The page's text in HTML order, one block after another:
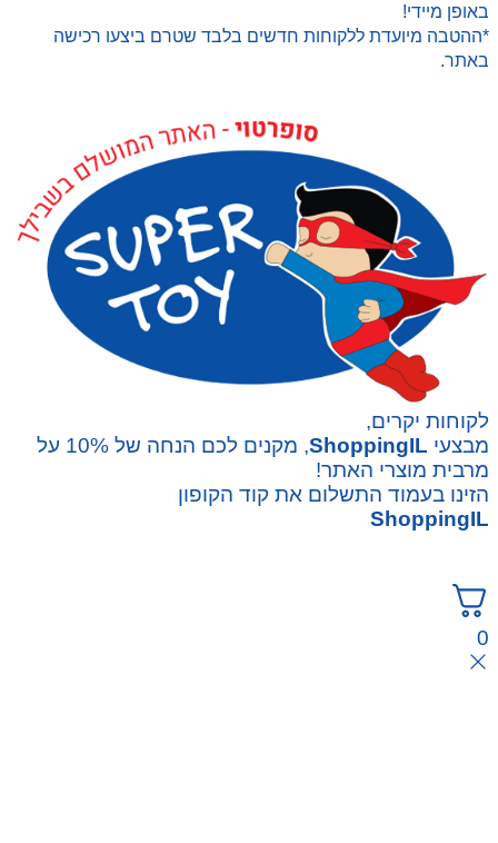
באופן מיידי!
*ההטבה מיועדת ללקוחות חדשים בלבד שטרם ביצעו רכישה
באתר.
לקוחות יקרים,
מבצעי ShoppingIL
, מקנים לכם הנחה של 10% על
מרבית מוצרי האתר!
הזינו בעמוד התשלום את קוד הקופון
ShoppingIL
0